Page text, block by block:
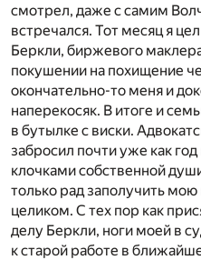
смотрел, даже с самим
встречался. Тот месяц я
Беркли, биржевого
покушении на похищение
окончательно-то меня и
наперекосяк. В итоге и
в бутылке с виски.
забросил почти уже как
клочками собственной
только рад заполучить
целиком. С тех пор как
делу Беркли, ноги моей в
к старой работе в